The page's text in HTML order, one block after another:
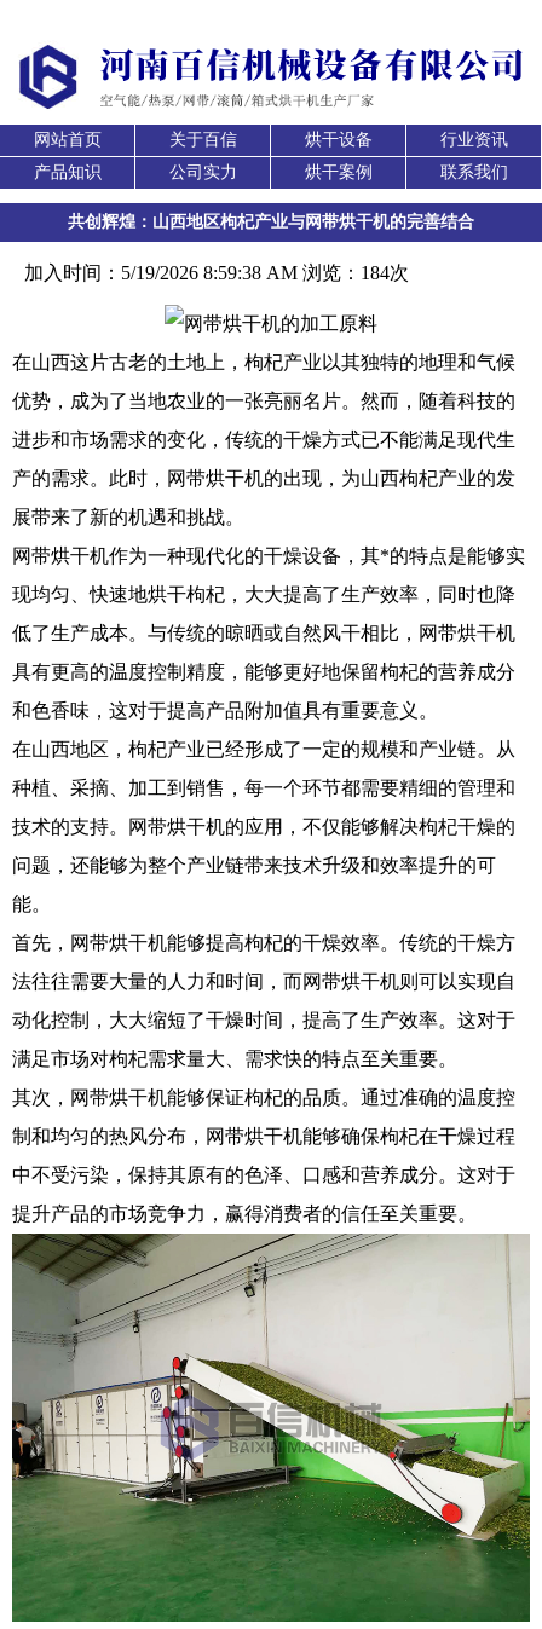
网站首页 关于百信 烘干设备
行业资讯
产品知识
公司实力 烘干案例 联系我们
共创辉煌：山西地区枸杞产业与网带烘干机的完善结合
加入时间：5/19/2026 8:59:38 AM 浏览：184次
在山西这片古老的土地上，枸杞产业以其独特的地理和气候
优势，成为了当地农业的一张亮丽名片。然而，随着科技的
进步和市场需求的变化，传统的干燥方式已不能满足现代生
产的需求。此时，网带烘干机的出现，为山西枸杞产业的发
展带来了新的机遇和挑战。
网带烘干机作为一种现代化的干燥设备，其*的特点是能够实
现均匀、快速地烘干枸杞，大大提高了生产效率，同时也降
低了生产成本。与传统的晾晒或自然风干相比，网带烘干机
具有更高的温度控制精度，能够更好地保留枸杞的营养成分
和色香味，这对于提高产品附加值具有重要意义。
在山西地区，枸杞产业已经形成了一定的规模和产业链。从
种植、采摘、加工到销售，每一个环节都需要精细的管理和
技术的支持。网带烘干机的应用，不仅能够解决枸杞干燥的
问题，还能够为整个产业链带来技术升级和效率提升的可
能。
首先，网带烘干机能够提高枸杞的干燥效率。传统的干燥方
法往往需要大量的人力和时间，而网带烘干机则可以实现自
动化控制，大大缩短了干燥时间，提高了生产效率。这对于
满足市场对枸杞需求量大、需求快的特点至关重要。
其次，网带烘干机能够保证枸杞的品质。通过准确的温度控
制和均匀的热风分布，网带烘干机能够确保枸杞在干燥过程
中不受污染，保持其原有的色泽、口感和营养成分。这对于
提升产品的市场竞争力，赢得消费者的信任至关重要。